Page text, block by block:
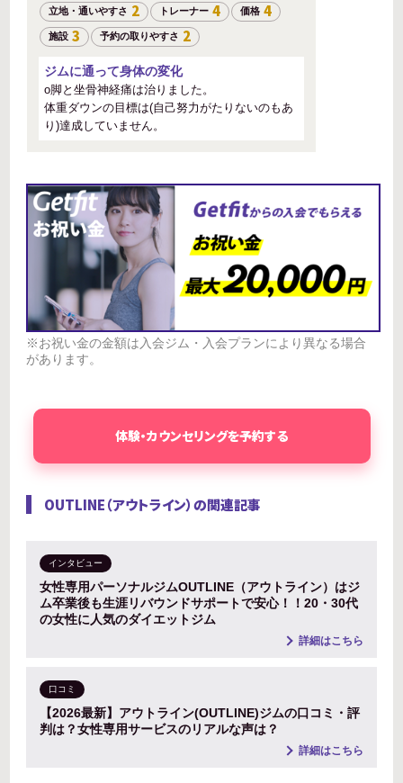
立地・通いやすさ 2 トレーナー 4 価格 4
施設 3 予約の取りやすさ 2
ジムに通って身体の変化
o脚と坐骨神経痛は治りました。
体重ダウンの目標は(自己努力がたりないのもあ
り)達成していません。
※お祝い金の金額は入会ジム・入会プランにより異なる場合
があります。
体験・カウンセリングを予約する
OUTLINE（アウトライン）の関連記事
インタビュー
女性専用パーソナルジムOUTLINE（アウトライン）はジ
ム卒業後も生涯リバウンドサポートで安心！！20・30代
の女性に人気のダイエットジム
詳細はこちら
口コミ
【2026最新】アウトライン(OUTLINE)ジムの口コミ・評
判は？女性専用サービスのリアルな声は？
詳細はこちら